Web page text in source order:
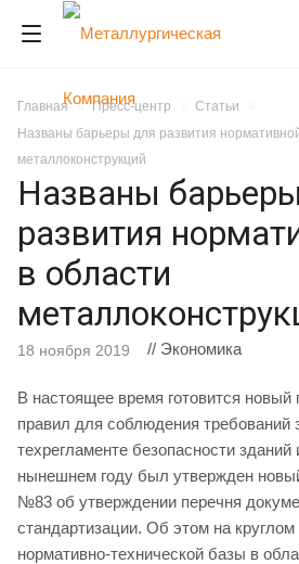
Главная Пресс-центр
Статьи
Названы барьеры для развития
металлоконструкций
Названы
развития
в области
18 ноября 2019 // Экономика
В настоящее время готовится новый
правил для соблюдения требований
техрегламенте безопасности
нынешнем году был утвержден
№83 об утверждении перечня
стандартизации. Об этом на
нормативно-технической базы в